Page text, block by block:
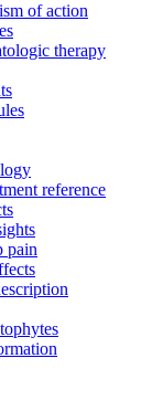
of action
therapy
reference
pain